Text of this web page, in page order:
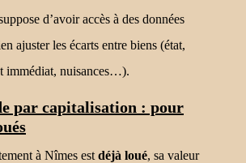
d’avoir accès à des données
ajuster les écarts entre biens (état,
immédiat, nuisances…).
par capitalisation : pour
à Nîmes est déjà loué, sa valeur